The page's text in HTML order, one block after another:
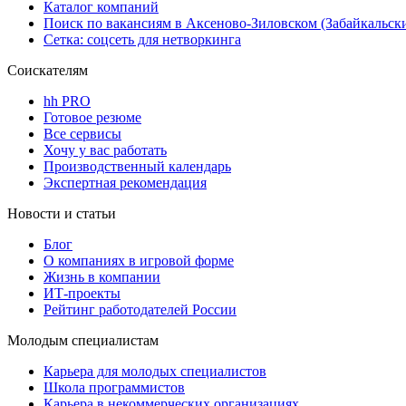
Каталог компаний
Поиск по вакансиям в Аксеново-Зиловском
Сетка: соцсеть для нетворкинга
Соискателям
hh PRO
Готовое резюме
Все сервисы
Хочу у вас работать
Производственный календарь
Экспертная рекомендация
Новости и статьи
Блог
О компаниях в игровой форме
Жизнь в компании
ИТ-проекты
Рейтинг работодателей России
Молодым специалистам
Карьера для молодых специалистов
Школа программистов